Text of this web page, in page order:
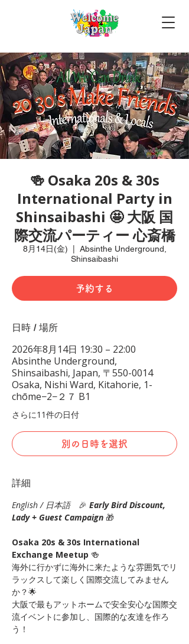
🍻 Osaka 20s & 30s
International Party in
Shinsaibashi 🤩 大阪 国
際交流パーティー 心斎橋
8月14日(金)
Absinthe Underground,
Shinsaibashi
予約する
日時 / 場所
2026年8月14日 19:30 – 22:00
Absinthe Underground,
Shinsaibashi, Japan, 〒550-0014
Osaka, Nishi Ward, Kitahorie, 1-
chōme−2−２７ B1
さらに11件の日付
別の日時を選択
詳細
English / 日本語 🎉 Early Bird Discount,
Lady + Guest Campaign 🎁
Osaka 20s & 30s International
Exchange Meetup 🍻
海外に行かずに海外に来たような雰囲気でリ
ラックスして楽しく国際交流してみません
か？🌟
大阪で最もアットホームで安全安心な国際交
流イベントに参加し、国際的な友達を作ろ
う！